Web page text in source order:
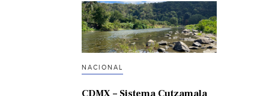
NACIONAL